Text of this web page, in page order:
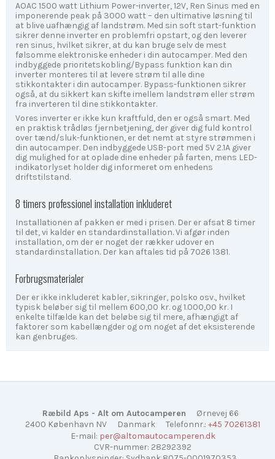
AOAC 1500 watt Lithium Power-inverter, 12V, Ren Sinus med en
imponerende peak på 3000 watt – den ultimative løsning til
at blive uafhængig af landstrøm. Med sin soft start-funktion
sikrer denne inverter en problemfri opstart, og den leverer
ren sinus, hvilket sikrer, at du kan bruge selv de mest
følsomme elektroniske enheder i din autocamper. Med den
indbyggede prioritetskobling/Bypass funktion kan din
inverter monteres til at levere strøm til alle dine
stikkontakter i din autocamper. Bypass-funktionen sikrer
også, at du sikkert kan skifte imellem landstrøm eller strøm
fra inverteren til dine stikkontakter.
Vores inverter er ikke kun kraftfuld, den er også smart. Med
en praktisk trådløs fjernbetjening, der giver dig fuld kontrol
over tænd/sluk-funktionen, er det nemt at styre strømmen i
din autocamper. Den indbyggede USB-port med 5V 2.1A giver
dig mulighed for at oplade dine enheder på farten, mens LED-
indikatorlyset holder dig informeret om enhedens
driftstilstand.
8 timers professionel installation inkluderet
Installationen af pakken er med i prisen. Der er afsat 8 timer
til det, vi kalder en standardinstallation. Vi afgør inden
installation, om der er noget der rækker udover en
standardinstallation. Der kan aftales tid på 7026 1381.
Forbrugsmaterialer
Der er ikke inkluderet kabler, sikringer, polsko osv., hvilket
typisk beløber sig til mellem 600,00 kr. og 1.000,00 kr. I
enkelte tilfælde kan det beløbe sig til mere, afhængigt af
faktorer som kabellængder og om noget af det eksisterende
kan genbruges.
Ræbild Aps - Alt om Autocamperen
Ørnevej 66
2400 København NV
Danmark Telefonnr.: +45 70261381
E-mail: per@altomautocamperen.dk
CVR-nummer: 28292392